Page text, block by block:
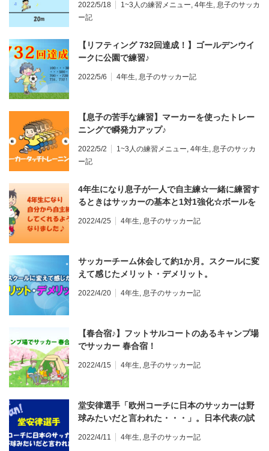
界記録は？（ヨーヨーテスト）
2022/5/18 1~3人の練習メニュー, 4年生, 息子のサッカ
ー記
【リフティング 732回達成！】ゴールデンウイ
ークに公園で練習♪
2022/5/6 4年生, 息子のサッカー記
【息子の苦手な練習】マーカーを使ったトレー
ニングで瞬発力アップ♪
2022/5/2 1~3人の練習メニュー, 4年生, 息子のサッカ
ー記
4年生になり息子が一人で自主練☆一緒に練習す
るときはサッカーの基本と1対1強化☆ボールを
る動きで抜いてみよー♪
2022/4/25 4年生, 息子のサッカー記
サッカーチーム休会して約1か月。スクールに変
えて感じたメリット・デメリット。
2022/4/20 4年生, 息子のサッカー記
【春合宿♪】フットサルコートのあるキャンプ場
でサッカー 春合宿！
2022/4/15 4年生, 息子のサッカー記
堂安律選手「欧州コーチに日本のサッカーは野
球みたいだと言われた・・・」。日本代表の試
2022/4/11 4年生, 息子のサッカー記